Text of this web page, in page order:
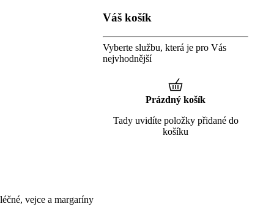
vejce a margaríny
Váš košík
Vyberte službu, která je pro Vás
nejvhodnější
Prázdný košík
Tady uvidíte položky přidané do
košíku